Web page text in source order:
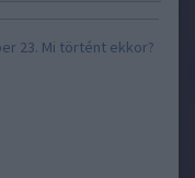
23. Mi történt ekkor?